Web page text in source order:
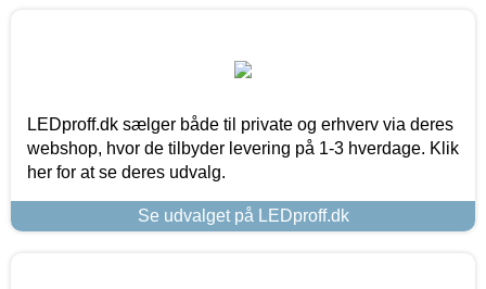
LEDproff.dk sælger både til private og erhverv via deres
webshop, hvor de tilbyder levering på 1-3 hverdage. Klik
her for at se deres udvalg.
Se udvalget på LEDproff.dk